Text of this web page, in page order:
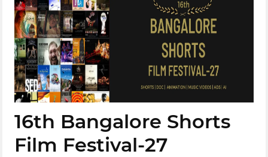
16th Bangalore Shorts
Film Festival-27